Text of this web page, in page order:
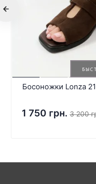
Босоножки Lonza
1 750 грн. 3 200